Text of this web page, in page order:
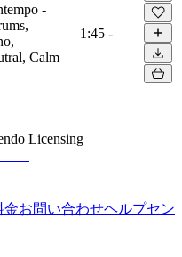
-
Calm
1:45 -
Licensing
金お問い合わせヘルプセン